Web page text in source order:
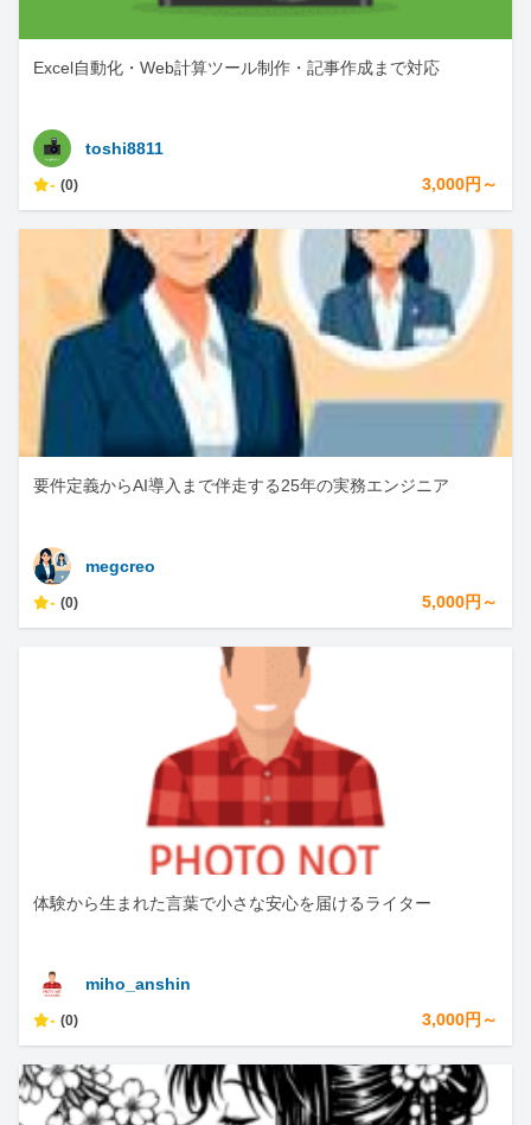
Excel自動化・Web計算ツール制作・記事作成まで対応
toshi8811
- (0) 3,000円～
要件定義からAI導入まで伴走する25年の実務エンジニア
megcreo
- (0) 5,000円～
体験から生まれた言葉で小さな安心を届けるライター
miho_anshin
- (0) 3,000円～